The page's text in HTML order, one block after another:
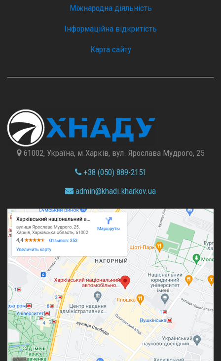
Міжнародна діяльність
Інформаційна відкритість
Карта сайту
61002, Україна, м.Харків, вул. Ярослава Мудрого, 25
+38 (050) 889-2151
admin@khadi.kharkov.ua